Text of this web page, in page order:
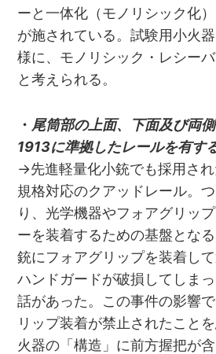
ーと一体化（モノリシック化
が施されている。試験用小火
様に、モノリシック・レシー
と考えられる。
・ 尾筒部の上面、下面及び両
1913に準拠したレールを有す
→先進軽量化小銃でも採用さ
規格対応のクアッドレール。
り、光学機器やフォアグリッ
ーを装着するための基盤とな
銃にフォアグリップを装着して
ハンドガードが破損してしま
話があった。この事件の影響
リップ装着が禁止されたこと
火器の「構造」に前方握把が